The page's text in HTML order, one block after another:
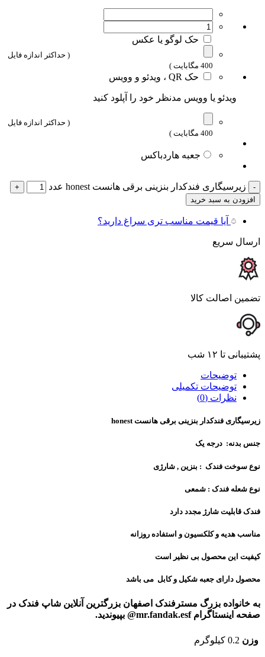
حک لوگو یا عکس
( حداکثر اندازه فایل
400 مگابایت )
حک QR ، ویدئو و وویس
ویدئو یا وویس مدنظر خود را آپلود کنید
( حداکثر اندازه فایل
400 مگابایت )
جعبه هاردباکس
زیرسیگاری فندکدار بنزینی برقی هانست honest عدد
افزودن به سبد خرید
آیا قیمت مناسب تری سراغ دارید؟
ارسال سریع
تضمین اصالت کالا
پشتیبانی تا ۱۲ شب
توضیحات
توضیحات تکمیلی
نظرات (0)
زیرسیگاری فندکدار بنزینی برقی هانست honest
جنس بدنه: درجه یک
نوع سوخت فندک : بنزین , شارژی
نوع شعله فندک : شمعی
فندک قابلیت شارژ مجدد دارد
مناسب هدیه و کلکسیون و استفاده روزانه
کیفیت این محصول بی نظیر است
محصول دارای جعبه شکیل و کابل می باشد
به خانواده بزرگ مسترفندک اصفهان بزرگترین آنلاین شاپ فندک در
صفحه اینستاگرام mr.fandak.esf@ بپیوندید.
وزن 0.2 کیلوگرم